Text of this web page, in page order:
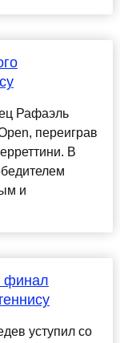
Рафаэль
переиграв
В
и
финал
уступил со